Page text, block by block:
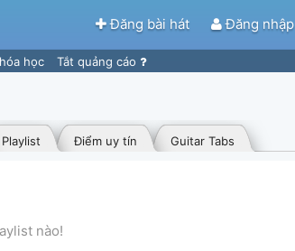
Đăng bài hát Đăng nhập
học Tắt quảng cáo
Guitar Tabs
Điểm uy tín
Playlist
nào!